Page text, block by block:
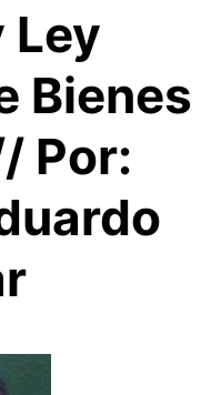
Ley
Bienes
Por: